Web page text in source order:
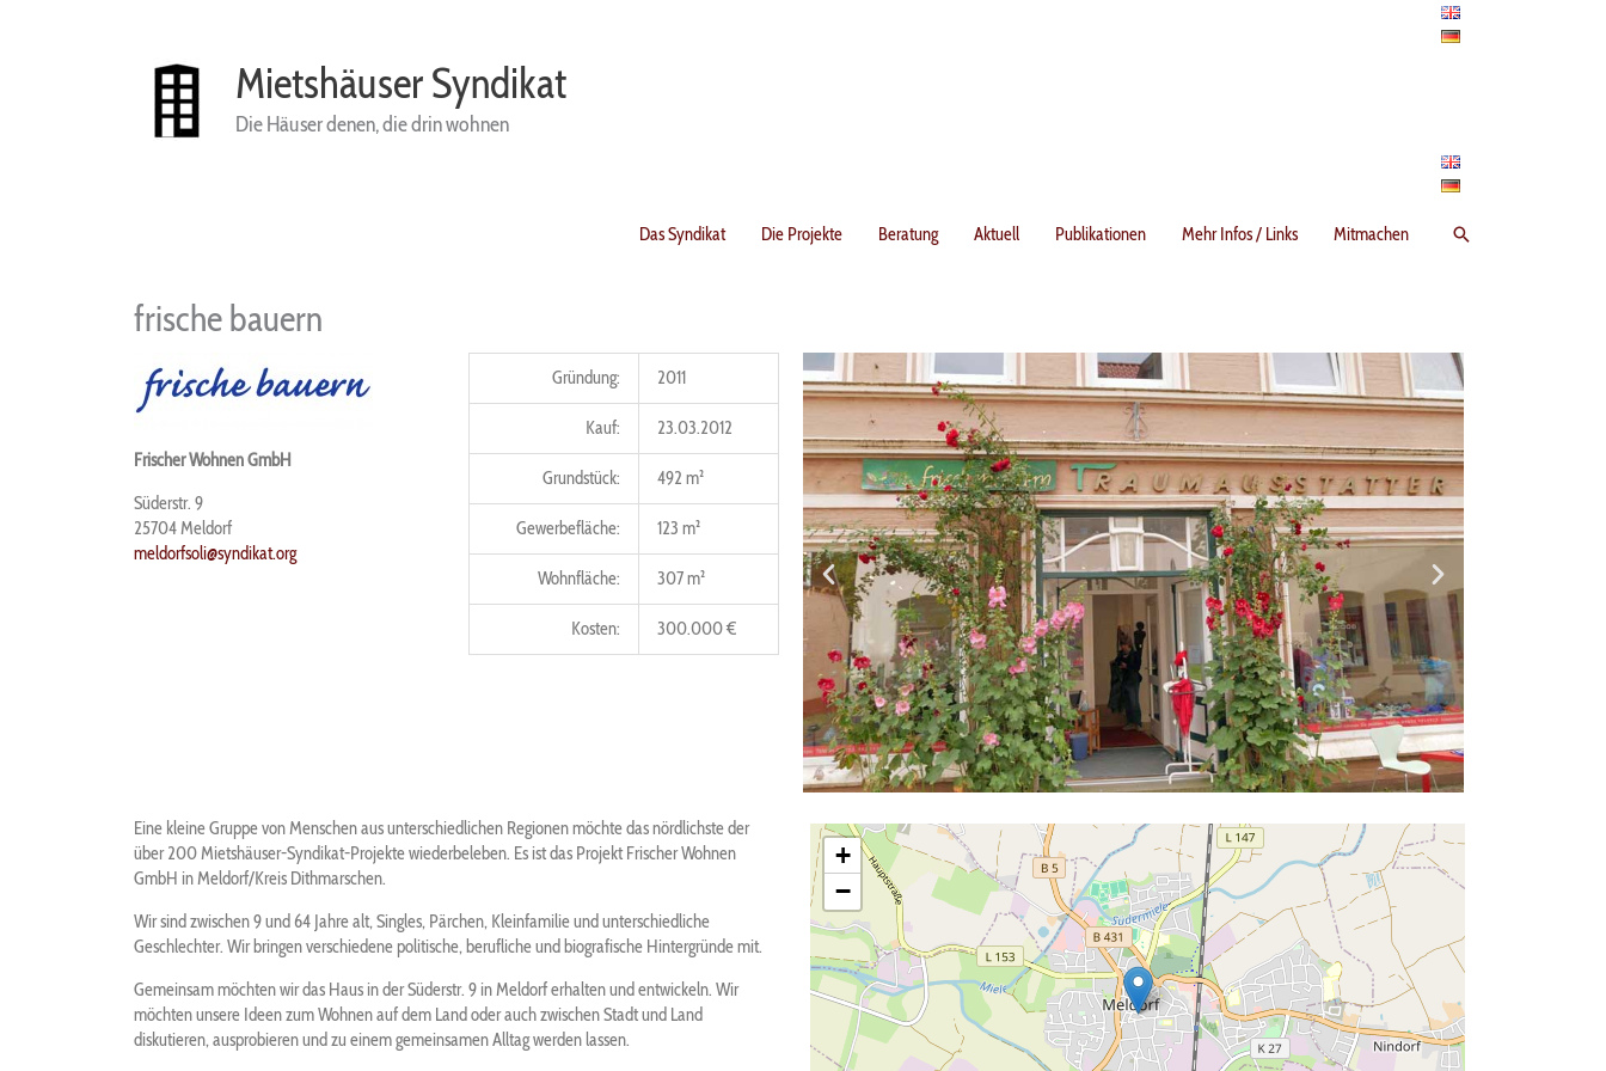
Mietshäuser Syndikat
Die Häuser denen, die drin wohnen
Das Syndikat Die Projekte Beratung Aktuell Publikationen Mehr Infos / Links Mitmachen Suchen
frische bauern
Frischer Wohnen GmbH
Süderstr. 9
25704 Meldorf
meldorfsoli@syndikat.org
Gründung: 2011
Kauf: 23.03.2012
Grundstück: 492 m²
Gewerbefläche: 123 m²
Wohnfläche: 307 m²
Kosten: 300.000 €
Eine kleine Gruppe von Menschen aus unterschiedlichen Regionen möchte das nördlichste der
über 200 Mietshäuser-Syndikat-Projekte wiederbeleben. Es ist das Projekt Frischer Wohnen
GmbH in Meldorf/Kreis Dithmarschen.
Wir sind zwischen 9 und 64 Jahre alt, Singles, Pärchen, Kleinfamilie und unterschiedliche
Geschlechter. Wir bringen verschiedene politische, berufliche und biografische Hintergründe mit.
Gemeinsam möchten wir das Haus in der Süderstr. 9 in Meldorf erhalten und entwickeln. Wir
möchten unsere Ideen zum Wohnen auf dem Land oder auch zwischen Stadt und Land
diskutieren, ausprobieren und zu einem gemeinsamen Alltag werden lassen.
+
−